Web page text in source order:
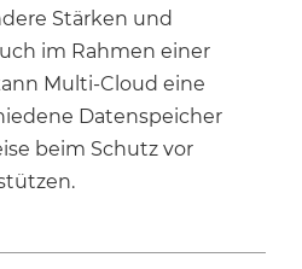
Stärken und
im Rahmen einer
Multi-Cloud eine
Datenspeicher
beim Schutz vor